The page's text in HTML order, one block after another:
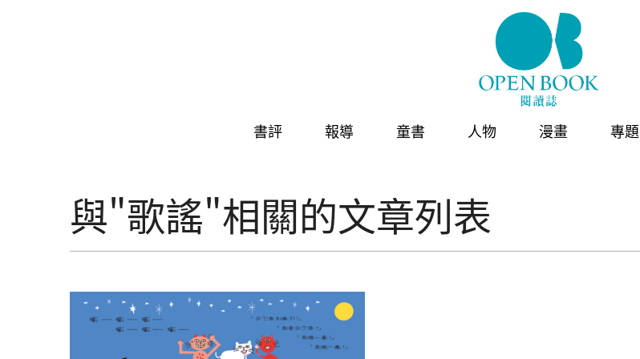
書評 報導 童書 人物 漫畫 專題
與"歌謠"相關的文章列表